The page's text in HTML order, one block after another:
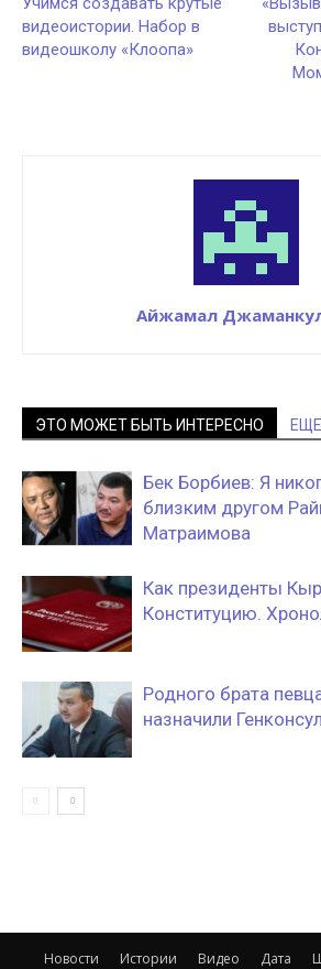
видеоистории. Набор в
видеошколу «Клоопа»
Айжамал
ЭТО МОЖЕТ БЫТЬ ИНТЕРЕСНО
Бек Борбиев: Я
близким другом
Матраимова
Как президенты
Конституцию.
Родного брата
назначили
Новости Истории Видео Дата